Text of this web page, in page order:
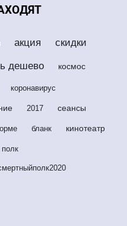
акция скидки
дешево космос
коронавирус
2017 сеансы
бланк кинотеатр
полк